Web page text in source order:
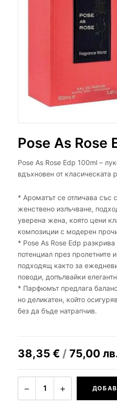
Pose As Rose
Pose As Rose Edp 100ml –
вдъхновен от класическата
* Ароматът се отличава със
женствено излъчване,
уверена жена, която цени
композиции с модерен
* Pose As Rose Edp
потенциал през пролетните
подходящ както за
поводи, допълвайки
* Парфюмът предлага
но деликатен, който
без да бъде натрапчив.
38,35 € / 75,00
− 1 +